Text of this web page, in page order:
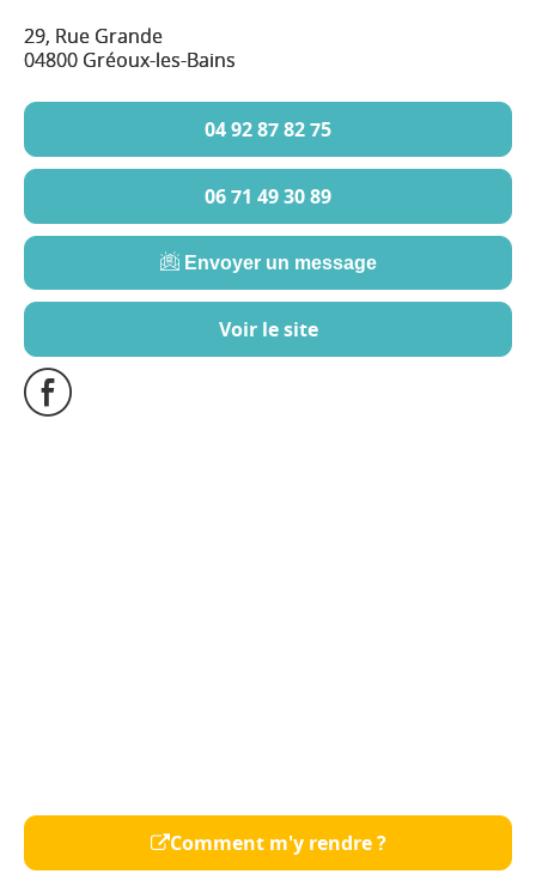
29, Rue Grande
04800 Gréoux-les-Bains
04 92 87 82 75
06 71 49 30 89
Envoyer un message
Voir le site
Comment m'y rendre ?